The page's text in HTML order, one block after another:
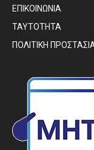
ΕΠΙΚΟΙΝΩΝΙΑ
ΤΑΥΤΟΤΗΤΑ
ΠΟΛΙΤΙΚΗ